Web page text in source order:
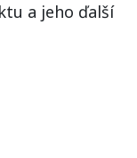
a jeho ďalší